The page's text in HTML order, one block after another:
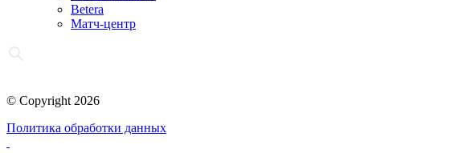
Betera
Матч-центр
© Copyright 2026
Политика обработки данных